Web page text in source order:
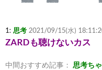
1: 思考 2021/09/15(水)
ZARDも聴けないカス
中間おすすめ記事： 思考ち